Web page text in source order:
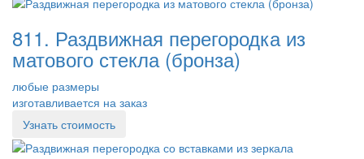
811. Раздвижная перегородка из
матового стекла (бронза)
любые размеры
изготавливается на заказ
Узнать стоимость